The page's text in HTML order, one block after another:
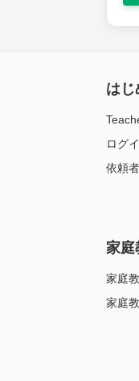
はじ
ログ
依頼
家庭
家庭
家庭